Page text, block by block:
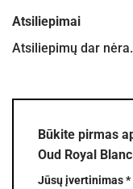
Atsiliepimai
Atsiliepimų dar nėra.
Būkite pirmas
Oud Royal
Jūsų įvertinimas*